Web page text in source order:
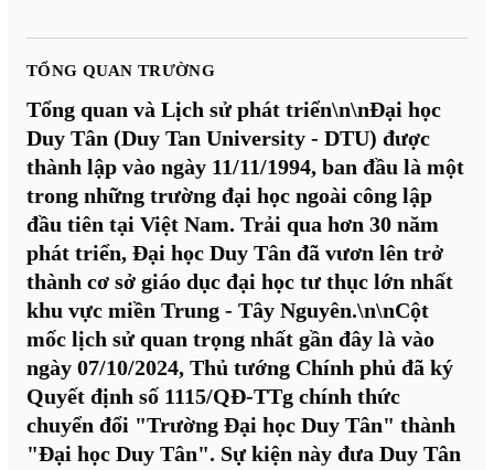
TỔNG QUAN TRƯỜNG
Tổng quan và Lịch sử phát triển\n\nĐại học
Duy Tân (Duy Tan University - DTU) được
thành lập vào ngày 11/11/1994, ban đầu là một
trong những trường đại học ngoài công lập
đầu tiên tại Việt Nam. Trải qua hơn 30 năm
phát triển, Đại học Duy Tân đã vươn lên trở
thành cơ sở giáo dục đại học tư thục lớn nhất
khu vực miền Trung - Tây Nguyên.\n\nCột
mốc lịch sử quan trọng nhất gần đây là vào
ngày 07/10/2024, Thủ tướng Chính phủ đã ký
Quyết định số 1115/QĐ-TTg chính thức
chuyển đổi "Trường Đại học Duy Tân" thành
"Đại học Duy Tân". Sự kiện này đưa Duy Tân